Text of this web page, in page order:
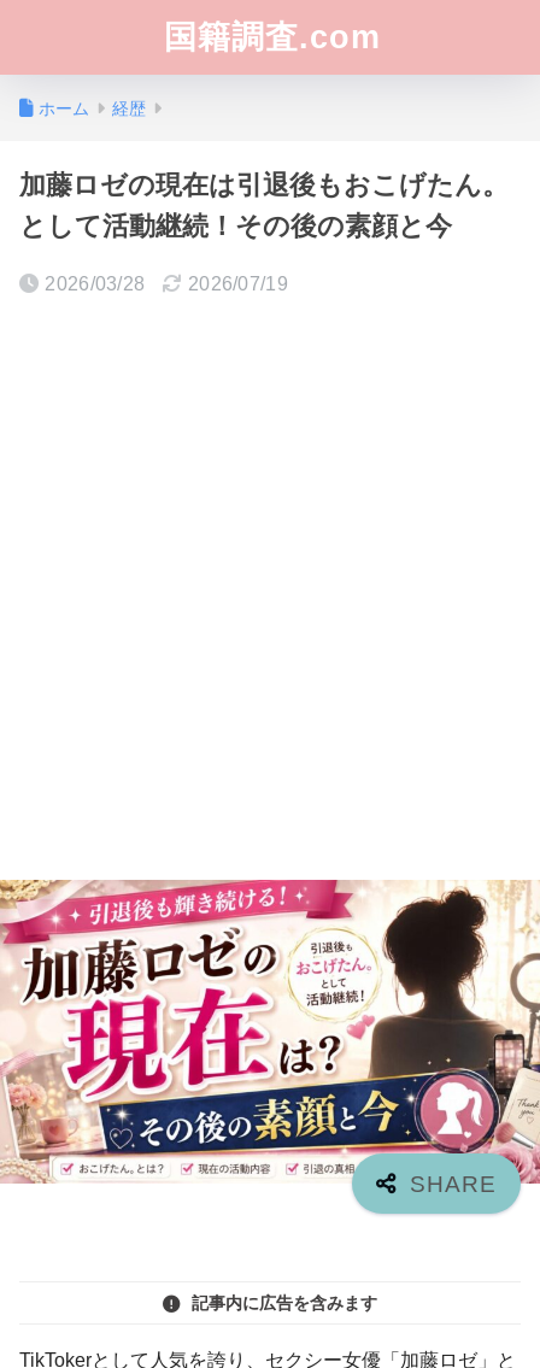
国籍調査.com
ホーム 経歴
加藤ロゼの現在は引退後もおこげたん。
として活動継続！その後の素顔と今
2026/03/28 2026/07/19
記事内に広告を含みます
TikTokerとして人気を誇り、セクシー女優「加藤ロゼ」と